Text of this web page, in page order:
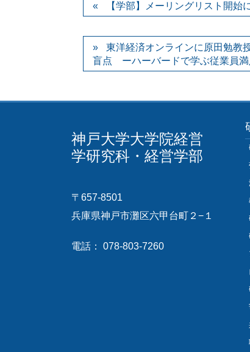
【学部】メーリングリスト開始
東洋経済オンラインに原田勉教
盲点 ーハーバードで学ぶ従業員満
神戸大学大学院経営
学研究科・経営学部
〒657-8501
兵庫県神戸市灘区六甲台町２−１
電話： 078-803-7260